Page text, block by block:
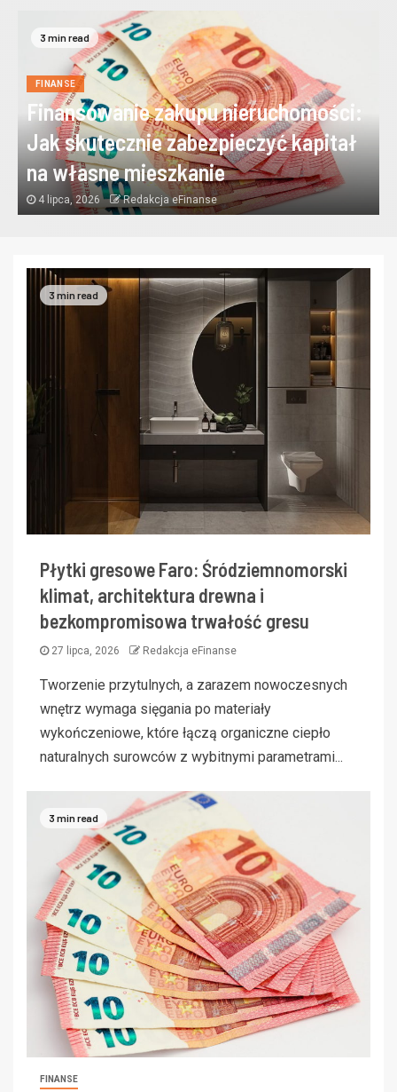
3 min read
FINANSE
Finansowanie zakupu nieruchomości:
Jak skutecznie zabezpieczyć kapitał
na własne mieszkanie
4 lipca, 2026 Redakcja eFinanse
3 min read
Płytki gresowe Faro: Śródziemnomorski
klimat, architektura drewna i
bezkompromisowa trwałość gresu
27 lipca, 2026 Redakcja eFinanse
Tworzenie przytulnych, a zarazem nowoczesnych
wnętrz wymaga sięgania po materiały
wykończeniowe, które łączą organiczne ciepło
naturalnych surowców z wybitnymi parametrami...
3 min read
FINANSE